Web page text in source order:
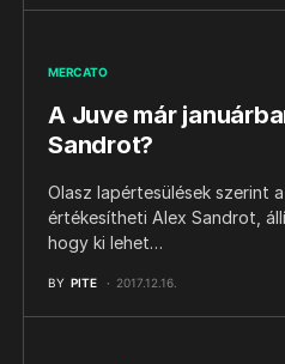
MERCATO
A Juve már
Sandrot?
Olasz lapértesülések szerint
értékesítheti Alex Sandrot,
hogy ki lehet…
BY PITE 2017.12.16.